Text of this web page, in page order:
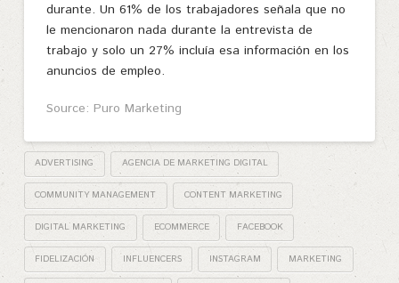
durante. Un 61% de los trabajadores señala que no
le mencionaron nada durante la entrevista de
trabajo y solo un 27% incluía esa información en los
anuncios de empleo.
Source: Puro Marketing
ADVERTISING AGENCIA DE MARKETING DIGITAL
COMMUNITY MANAGEMENT CONTENT MARKETING
DIGITAL MARKETING ECOMMERCE FACEBOOK
FIDELIZACIÓN INFLUENCERS INSTAGRAM MARKETING